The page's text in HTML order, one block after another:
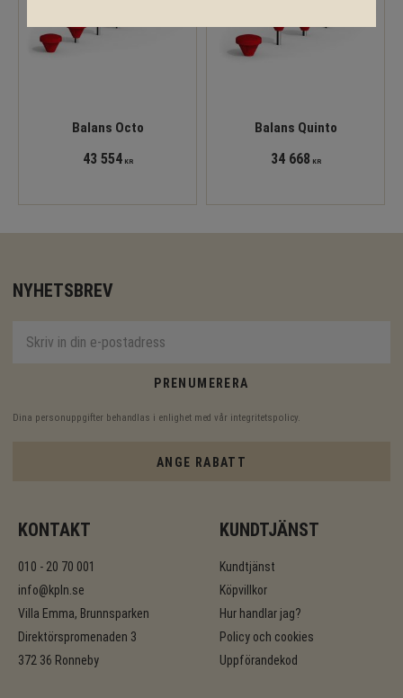
Balans Octo
43 554KR
Balans Quinto
34 668 KR
NYHETSBREV
PRENUMERERA
Dina personuppgifter behandlas i enlighet med vår integritetspolicy
ANGE RABATT
KONTAKT
010 - 20 70 001
info@kpln.se
Villa Emma, Brunnsparken
Direktörspromenaden 3
372 36 Ronneby
KUNDTJÄNST
Kundtjänst
Köpvillkor
Hur handlar jag?
Policy och cookies
Uppförandekod